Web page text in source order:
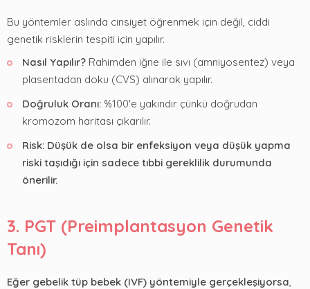
Bu yöntemler aslında cinsiyet öğrenmek için değil, ciddi
genetik risklerin tespiti için yapılır.
Nasıl Yapılır? Rahimden iğne ile sıvı (amniyosentez) veya
plasentadan doku (CVS) alınarak yapılır.
Doğruluk Oranı: %100'e yakındır çünkü doğrudan
kromozom haritası çıkarılır.
Risk: Düşük de olsa bir enfeksiyon veya düşük yapma
riski taşıdığı için sadece tıbbi gereklilik durumunda
önerilir.
3. PGT (Preimplantasyon Genetik
Tanı)
Eğer gebelik tüp bebek (IVF) yöntemiyle gerçekleşiyorsa,